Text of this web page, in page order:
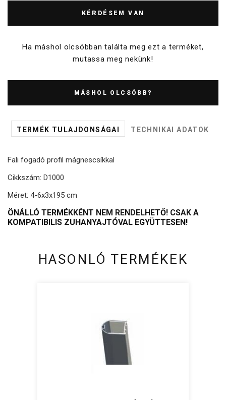
KÉRDÉSEM VAN
Ha máshol olcsóbban találta meg ezt a terméket,
mutassa meg nekünk!
MÁSHOL OLCSÓBB?
TERMÉK TULAJDONSÁGAI TECHNIKAI ADATOK
Fali fogadó profil mágnescsíkkal
Cikkszám: D1000
Méret: 4-6x3x195 cm
ÖNÁLLÓ TERMÉKKÉNT NEM RENDELHETŐ! CSAK A
KOMPATIBILIS ZUHANYAJTÓVAL EGYÜTTESEN!
HASONLÓ TERMÉKEK